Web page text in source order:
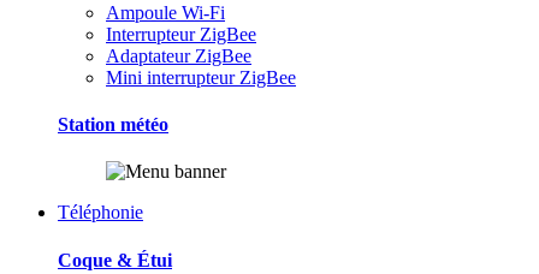
Ampoule Wi-Fi
Interrupteur ZigBee
Adaptateur ZigBee
Mini interrupteur ZigBee
Station météo
Téléphonie
Coque & Étui